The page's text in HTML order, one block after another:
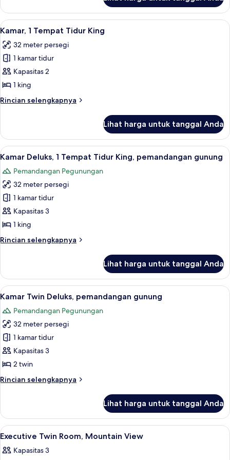
Suite
Deluxe
Lihat
semua
foto
untuk
Kamar,
1
Tempat
Tidur
Seprai antialergi, selimut bulu angsa,
9
Kamar, 1 Tempat Tidur King
32 meter persegi
1 kamar tidur
Kapasitas 2
1 king
Rincian selengkapnya
Rincian
Kamar,
Tempat
King
Lihat harga untuk tanggal Anda
Lihat
semua
foto
untuk
Kamar
Deluks,
1
Tidur
gunung
Kamar Deluks, 1 Tempat Tidur King,
7
Kamar Deluks, 1 Tempat Tidur King, pemandangan gunung
Pemandangan Pegunungan
32 meter persegi
1 kamar tidur
Kapasitas 3
1 king
Rincian selengkapnya
Rincian
Kamar
Deluks,
1
Tidur
King,
pemandangan
gunung
Lihat harga untuk tanggal Anda
Lihat
semua
foto
untuk
Kamar
Twin
Deluks,
gunung
7
Kamar Twin Deluks, pemandangan gunung
Pemandangan Pegunungan
32 meter persegi
1 kamar tidur
Kapasitas 3
2 twin
Rincian selengkapnya
Rincian
Kamar
Twin
Deluks,
gunung
Lihat harga untuk tanggal Anda
Lihat
semua
foto
Seprai antialergi, selimut bulu angsa,
6
Executive Twin Room, Mountain View
Kapasitas 3